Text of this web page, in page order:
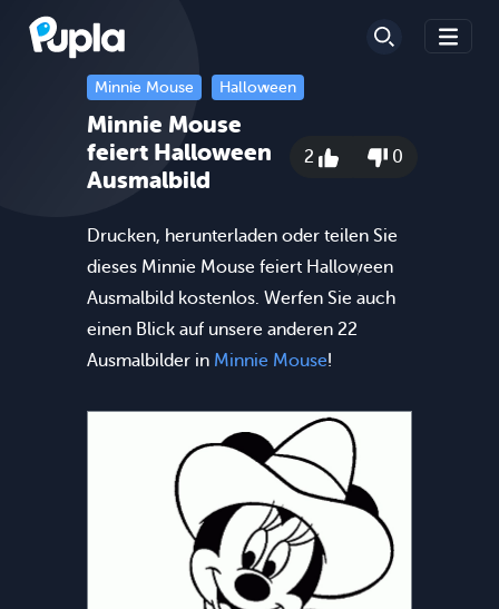
Minnie Mouse Halloween
Minnie Mouse
feiert Halloween
Ausmalbild
2 0
Drucken, herunterladen oder teilen Sie
dieses Minnie Mouse feiert Halloween
Ausmalbild kostenlos. Werfen Sie auch
einen Blick auf unsere anderen 22
Ausmalbilder in Minnie Mouse!